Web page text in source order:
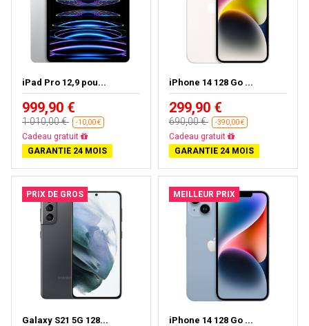
iPad Pro 12,9 pou...
999,90 €
1 010,00 € -10,00 €
Presque épuisé
GARANTIE 24 MOIS
iPhone 14 128 Go ...
299,90 €
690,00 € -390,00 €
Livraison gratuite
GARANTIE 24 MOIS
PRIX DE GROS
Galaxy S21 5G 128...
MEILLEUR PRIX
iPhone 14 128 Go ...